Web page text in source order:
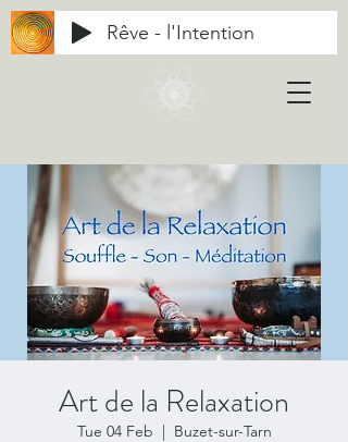
Rêve - l'Intention
Art de la Relaxation
Tue 04 Feb
  |
Buzet-sur-Tarn